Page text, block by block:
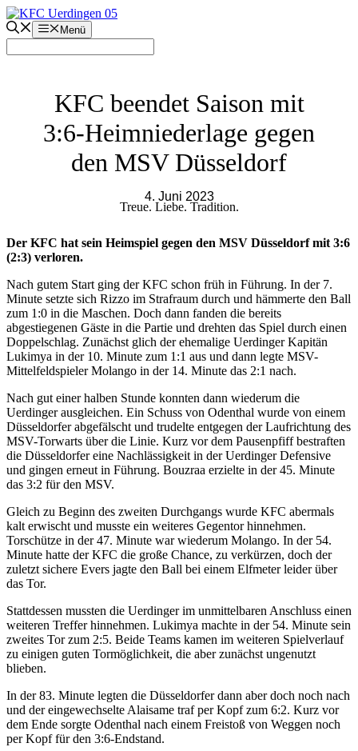
Zum
Inhalt
springen
Menü
KFC beendet Saison mit
3:6-Heimniederlage gegen
den MSV Düsseldorf
4. Juni 2023
Treue. Liebe. Tradition.
Der KFC hat sein Heimspiel gegen den MSV Düsseldorf mit 3:6
(2:3) verloren.
Nach gutem Start ging der KFC schon früh in Führung. In der 7.
Minute setzte sich Rizzo im Strafraum durch und hämmerte den Ball
zum 1:0 in die Maschen. Doch dann fanden die bereits
abgestiegenen Gäste in die Partie und drehten das Spiel durch einen
Doppelschlag. Zunächst glich der ehemalige Uerdinger Kapitän
Lukimya in der 10. Minute zum 1:1 aus und dann legte MSV-
Mittelfeldspieler Molango in der 14. Minute das 2:1 nach.
Nach gut einer halben Stunde konnten dann wiederum die
Uerdinger ausgleichen. Ein Schuss von Odenthal wurde von einem
Düsseldorfer abgefälscht und trudelte entgegen der Laufrichtung des
MSV-Torwarts über die Linie. Kurz vor dem Pausenpfiff bestraften
die Düsseldorfer eine Nachlässigkeit in der Uerdinger Defensive
und gingen erneut in Führung. Bouzraa erzielte in der 45. Minute
das 3:2 für den MSV.
Gleich zu Beginn des zweiten Durchgangs wurde KFC abermals
kalt erwischt und musste ein weiteres Gegentor hinnehmen.
Torschütze in der 47. Minute war wiederum Molango. In der 54.
Minute hatte der KFC die große Chance, zu verkürzen, doch der
zuletzt sichere Evers jagte den Ball bei einem Elfmeter leider über
das Tor.
Stattdessen mussten die Uerdinger im unmittelbaren Anschluss einen
weiteren Treffer hinnehmen. Lukimya machte in der 54. Minute sein
zweites Tor zum 2:5. Beide Teams kamen im weiteren Spielverlauf
zu einigen guten Tormöglichkeit, die aber zunächst ungenutzt
blieben.
In der 83. Minute legten die Düsseldorfer dann aber doch noch nach
und der eingewechselte Alaisame traf per Kopf zum 6:2. Kurz vor
dem Ende sorgte Odenthal nach einem Freistoß von Weggen noch
per Kopf für den 3:6-Endstand.